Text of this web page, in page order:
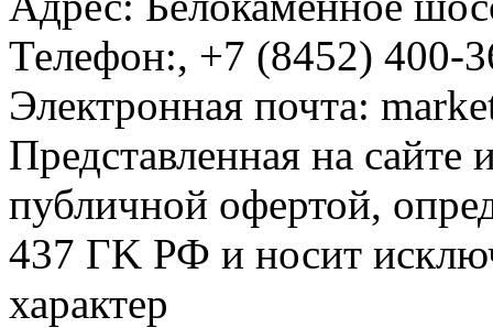
Телефон:, +7 (8452) 400-
Электронная почта:
Представленная на сайте
публичной офертой,
437 ГK РФ и носит
характер